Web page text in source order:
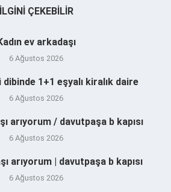
İLGINI ÇEKEBILIR
ev arkadaşı
6 Ağustos 2026
dibinde 1+1 eşyalı kiralık daire
6 Ağustos 2026
arıyorum / davutpaşa b kapısı
6 Ağustos 2026
arıyorum | davutpaşa b kapısı
6 Ağustos 2026